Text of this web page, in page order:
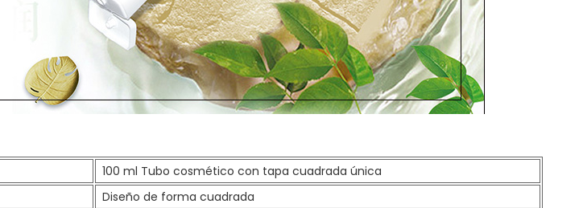
100 ml Tubo cosmético con tapa cuadrada única
Diseño de forma cuadrada